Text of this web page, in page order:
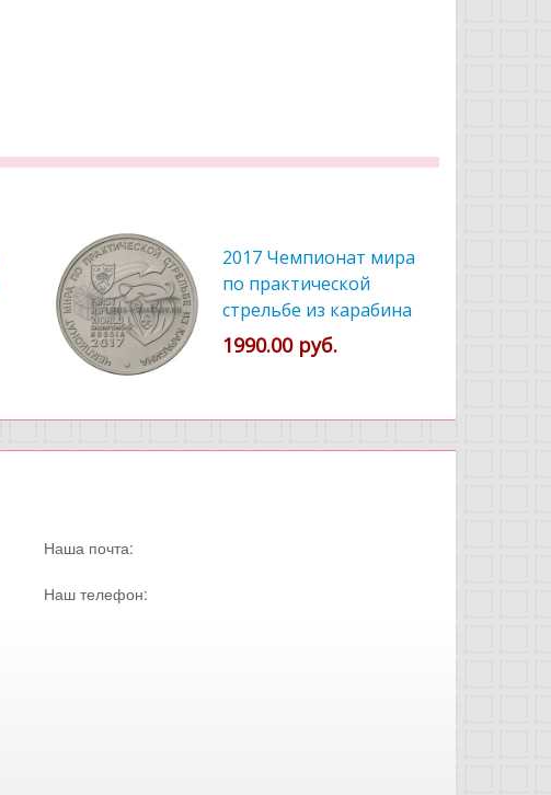
2017 Чемпионат мира
по практической
стрельбе из карабина
1990.00 руб.
Наша почта:
Наш телефон: